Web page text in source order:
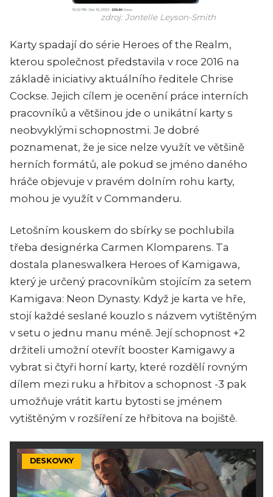
zdroj: Jontelle Leyson-Smith
Karty spadají do série Heroes of the Realm,
kterou společnost představila v roce 2016 na
základě iniciativy aktuálního ředitele Chrise
Cockse. Jejich cílem je ocenění práce interních
pracovníků a většinou jde o unikátní karty s
neobvyklými schopnostmi. Je dobré
poznamenat, že je sice nelze využít ve většině
herních formátů, ale pokud se jméno daného
hráče objevuje v pravém dolním rohu karty,
mohou je využít v Commanderu.
Letošním kouskem do sbírky se pochlubila
třeba designérka Carmen Klomparens. Ta
dostala planeswalkera Heroes of Kamigawa,
který je určený pracovníkům stojícím za setem
Kamigava: Neon Dynasty. Když je karta ve hře,
stojí každé seslané kouzlo s názvem vytištěným
v setu o jednu manu méně. Její schopnost +2
držiteli umožní otevřít booster Kamigawy a
vybrat si čtyři horní karty, které rozdělí rovným
dílem mezi ruku a hřbitov a schopnost -3 pak
umožňuje vrátit kartu bytosti se jménem
vytištěným v rozšíření ze hřbitova na bojiště.
DESKOVKY